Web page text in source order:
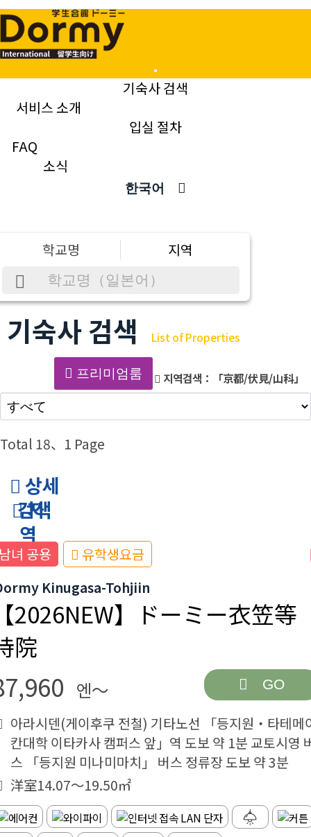
Mobile
Menu
기숙사 검색
서비스 소개
입실 절차
FAQ
소식
한국어
학교명 지역
기숙사 검색 List of Properties
지역검색： 「京都/伏見/山科」
프리미엄룸
Total 18、1 Page
상세
검색
지
역
녀 공용
유학생요금
Kinugasa-Tohjiin
2026NEW】ドーミー衣笠等
院
엔～ GO
아라시덴(게이후쿠 전철) 기타노선 「등지원・타테메
칸대학 이타카사 캠퍼스 앞」역 도보 약 1분 교토시영
스 「등지원 미나미마치」 버스 정류장 도보 약 3분
洋室14.07～19.50㎡